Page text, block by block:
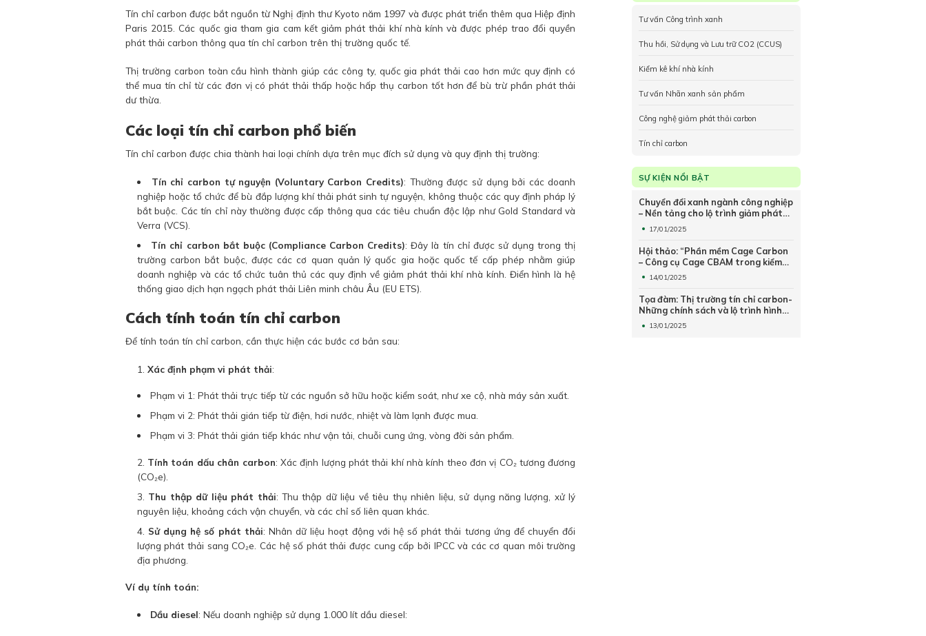
Tín chỉ carbon được bắt nguồn từ Nghị định thư Kyoto năm 1997 và được phát triển thêm qua Hiệp định
Paris 2015. Các quốc gia tham gia cam kết giảm phát thải khí nhà kính và được phép trao đổi quyền
phát thải carbon thông qua tín chỉ carbon trên thị trường quốc tế.
Thị trường carbon toàn cầu hình thành giúp các công ty, quốc gia phát thải cao hơn mức quy định có
thể mua tín chỉ từ các đơn vị có phát thải thấp hoặc hấp thụ carbon tốt hơn để bù trừ phần phát thải
dư thừa.
Các loại tín chỉ carbon phổ biến
Tín chỉ carbon được chia thành hai loại chính dựa trên mục đích sử dụng và quy định thị trường:
Tín chỉ carbon tự nguyện (Voluntary Carbon Credits): Thường được sử dụng bởi các doanh
nghiệp hoặc tổ chức để bù đắp lượng khí thải phát sinh tự nguyện, không thuộc các quy định pháp lý
bắt buộc. Các tín chỉ này thường được cấp thông qua các tiêu chuẩn độc lập như Gold Standard và
Verra (VCS).
Tín chỉ carbon bắt buộc (Compliance Carbon Credits): Đây là tín chỉ được sử dụng trong thị
trường carbon bắt buộc, được các cơ quan quản lý quốc gia hoặc quốc tế cấp phép nhằm giúp
doanh nghiệp và các tổ chức tuân thủ các quy định về giảm phát thải khí nhà kính. Điển hình là hệ
thống giao dịch hạn ngạch phát thải Liên minh châu Âu (EU ETS).
Cách tính toán tín chỉ carbon
Để tính toán tín chỉ carbon, cần thực hiện các bước cơ bản sau:
Xác định phạm vi phát thải:
Phạm vi 1: Phát thải trực tiếp từ các nguồn sở hữu hoặc kiểm soát, như xe cộ, nhà máy sản xuất.
Phạm vi 2: Phát thải gián tiếp từ điện, hơi nước, nhiệt và làm lạnh được mua.
Phạm vi 3: Phát thải gián tiếp khác như vận tải, chuỗi cung ứng, vòng đời sản phẩm.
Tính toán dấu chân carbon: Xác định lượng phát thải khí nhà kính theo đơn vị CO₂ tương đương
(CO₂e).
Thu thập dữ liệu phát thải: Thu thập dữ liệu về tiêu thụ nhiên liệu, sử dụng năng lượng, xử lý
nguyên liệu, khoảng cách vận chuyển, và các chỉ số liên quan khác.
Sử dụng hệ số phát thải: Nhân dữ liệu hoạt động với hệ số phát thải tương ứng để chuyển đổi
lượng phát thải sang CO₂e. Các hệ số phát thải được cung cấp bởi IPCC và các cơ quan môi trường
địa phương.
Ví dụ tính toán:
Dầu diesel: Nếu doanh nghiệp sử dụng 1.000 lít dầu diesel:
Tư vấn Công trình xanh
Thu hồi, Sử dụng và Lưu trữ CO2 (CCUS)
Kiểm kê khí nhà kính
Tư vấn Nhãn xanh sản phẩm
Công nghệ giảm phát thải carbon
Tín chỉ carbon
SỰ KIỆN NỔI BẬT
Chuyển đổi xanh ngành công nghiệp
– Nền tảng cho lộ trình giảm phát
thải khí nhà kính
17/01/2025
Hội thảo: “Phần mềm Cage Carbon
– Công cụ Cage CBAM trong kiểm
kê phát thải khí nhà kính và lập hồ
sơ CBAM – Thuế carbon Châu Âu”
14/01/2025
Tọa đàm: Thị trường tín chỉ carbon-
Những chính sách và lộ trình hình
thành
13/01/2025